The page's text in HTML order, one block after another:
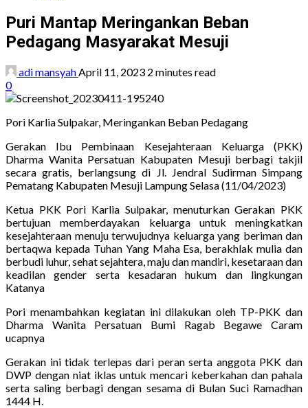
Puri Mantap Meringankan Beban
Pedagang Masyarakat Mesuji
adi mansyah April 11, 2023 2 minutes read
0
Pori Karlia Sulpakar, Meringankan Beban Pedagang
Gerakan Ibu Pembinaan Kesejahteraan Keluarga (PKK)
Dharma Wanita Persatuan Kabupaten Mesuji berbagi takjil
secara gratis, berlangsung di Jl. Jendral Sudirman Simpang
Pematang Kabupaten Mesuji Lampung Selasa (11/04/2023)
Ketua PKK Pori Karlia Sulpakar, menuturkan Gerakan PKK
bertujuan memberdayakan keluarga untuk meningkatkan
kesejahteraan menuju terwujudnya keluarga yang beriman dan
bertaqwa kepada Tuhan Yang Maha Esa, berakhlak mulia dan
berbudi luhur, sehat sejahtera, maju dan mandiri, kesetaraan dan
keadilan gender serta kesadaran hukum dan lingkungan
Katanya
Pori menambahkan kegiatan ini dilakukan oleh TP-PKK dan
Dharma Wanita Persatuan Bumi Ragab Begawe Caram
ucapnya
Gerakan ini tidak terlepas dari peran serta anggota PKK dan
DWP dengan niat iklas untuk mencari keberkahan dan pahala
serta saling berbagi dengan sesama di Bulan Suci Ramadhan
1444 H.